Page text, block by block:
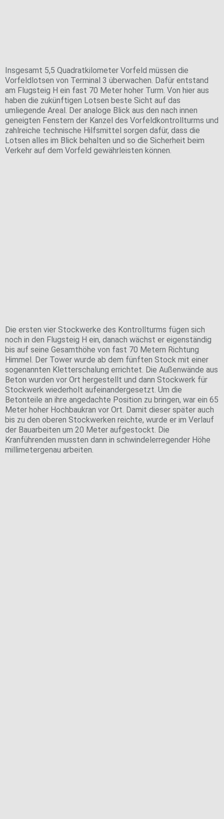
Insgesamt 5,5 Quadratkilometer Vorfeld müssen die
Vorfeldlotsen von Terminal 3 überwachen. Dafür entstand
am Flugsteig H ein fast 70 Meter hoher Turm. Von hier aus
haben die zukünftigen Lotsen beste Sicht auf das
umliegende Areal. Der analoge Blick aus den nach innen
geneigten Fenstern der Kanzel des Vorfeldkontrollturms und
zahlreiche technische Hilfsmittel sorgen dafür, dass die
Lotsen alles im Blick behalten und so die Sicherheit beim
Verkehr auf dem Vorfeld gewährleisten können.
Die ersten vier Stockwerke des Kontrollturms fügen sich
noch in den Flugsteig H ein, danach wächst er eigenständig
bis auf seine Gesamthöhe von fast 70 Metern Richtung
Himmel. Der Tower wurde ab dem fünften Stock mit einer
sogenannten Kletterschalung errichtet. Die Außenwände aus
Beton wurden vor Ort hergestellt und dann Stockwerk für
Stockwerk wiederholt aufeinandergesetzt. Um die
Betonteile an ihre angedachte Position zu bringen, war ein 65
Meter hoher Hochbaukran vor Ort. Damit dieser später auch
bis zu den oberen Stockwerken reichte, wurde er im Verlauf
der Bauarbeiten um 20 Meter aufgestockt. Die
Kranführenden mussten dann in schwindelerregender Höhe
millimetergenau arbeiten.